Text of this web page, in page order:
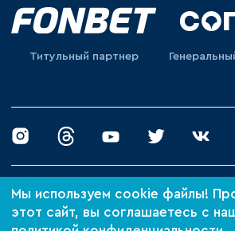
Мы используем cookie файлы!
этот сайт, вы соглашаетесь с
Титульный партнер
© 2026 «ХК Барыс»
Политика конфиденциальности